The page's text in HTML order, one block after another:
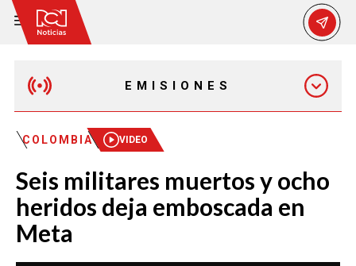
EMISIONES
EMISIÓN 12:30 PM
EMISIÓN 7:00 PM
COLOMBIA VIDEO
Seis militares muertos y ocho
heridos deja emboscada en
Meta